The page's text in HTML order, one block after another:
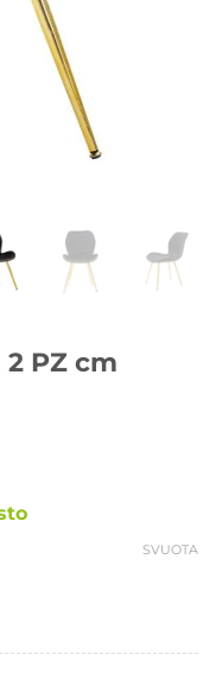
PZ cm
SVUOTA